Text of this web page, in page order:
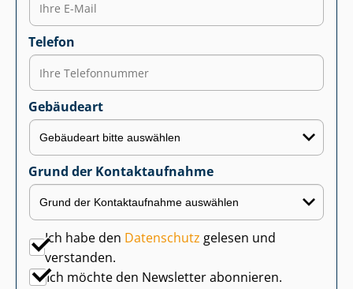
Telefon
Gebäudeart
Grund der Kontaktaufnahme
Ich habe den Datenschutz gelesen und
verstanden.
Ich möchte den Newsletter abonnieren.